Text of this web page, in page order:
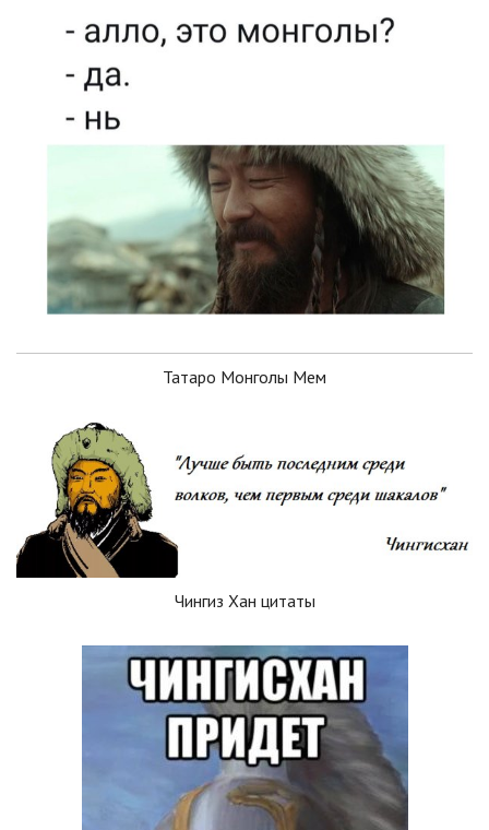
Татаро Монголы Мем
Чингиз Хан цитаты